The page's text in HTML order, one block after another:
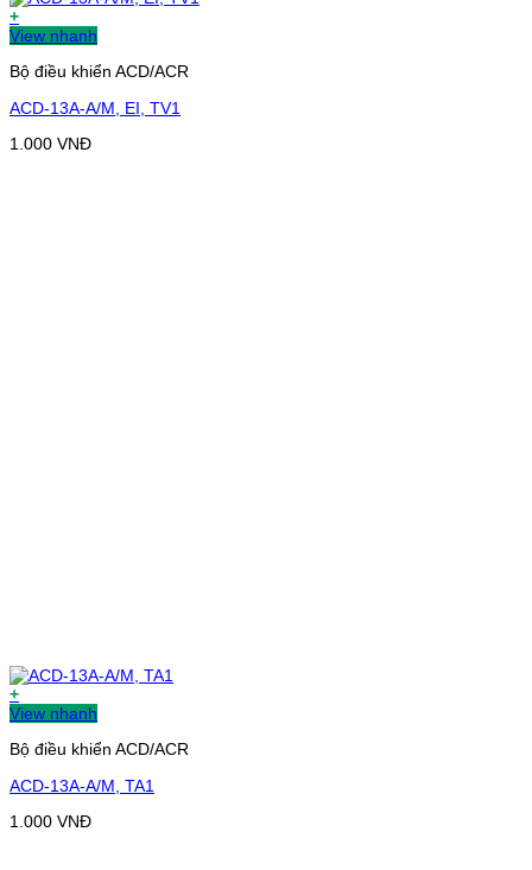
+
View nhanh
Bộ điều khiển ACD/ACR
ACD-13A-A/M, EI, TV1
1.000 VNĐ
+
View nhanh
Bộ điều khiển ACD/ACR
ACD-13A-A/M, TA1
1.000 VNĐ